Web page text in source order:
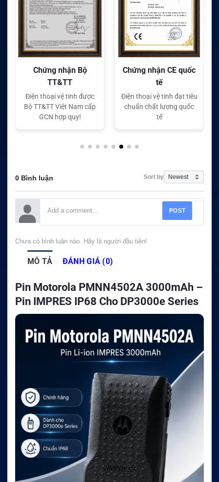
Chứng nhận CE quốc
tế
Điện thoại vệ tinh đạt tiêu
chuẩn chất lượng quốc
tế
Chứng nhận FC quốc
tế
Điện thoại vệ tinh đạt tiêu
chuẩn chất lượng quốc
tế
0 Bình luận Sort by
POST
Chưa có bình luận nào. Hãy là người đầu tiên!
MÔ TẢ ĐÁNH GIÁ (0)
Pin Motorola PMNN4502A 3000mAh –
Pin IMPRES IP68 Cho DP3000e Series